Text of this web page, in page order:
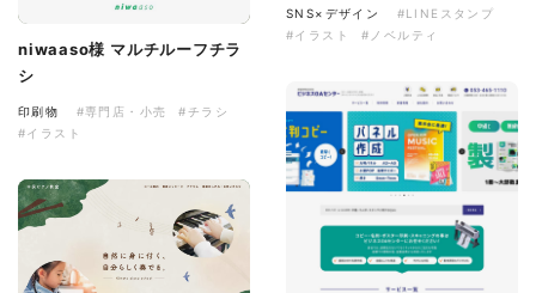
niwaaso様 マルチルーフチラ
シ
印刷物 #専門店・小売
#チラシ
#イラスト
SNS×デザイン
#LINEスタンプ
#イラスト
#ノベルティ